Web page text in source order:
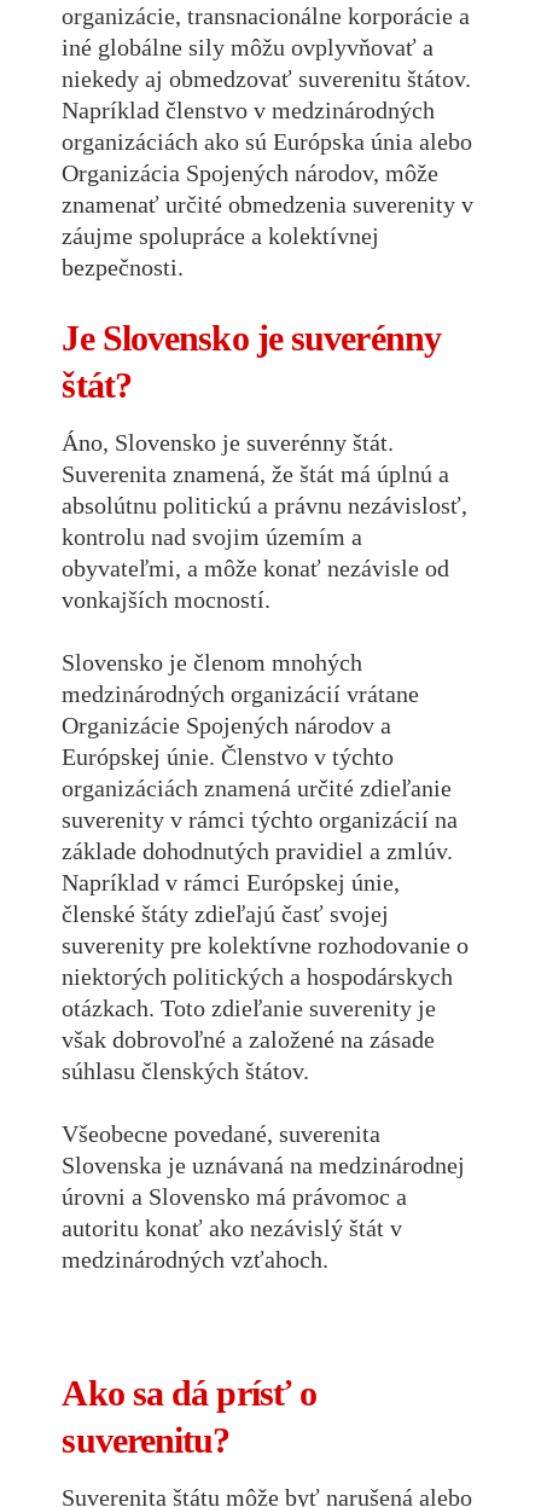
organizácie, transnacionálne korporácie a
iné globálne sily môžu ovplyvňovať a
niekedy aj obmedzovať suverenitu štátov.
Napríklad členstvo v medzinárodných
organizáciách ako sú Európska únia alebo
Organizácia Spojených národov, môže
znamenať určité obmedzenia suverenity v
záujme spolupráce a kolektívnej
bezpečnosti.
Je Slovensko je suverénny
štát?
Áno, Slovensko je suverénny štát.
Suverenita znamená, že štát má úplnú a
absolútnu politickú a právnu nezávislosť,
kontrolu nad svojim územím a
obyvateľmi, a môže konať nezávisle od
vonkajších mocností.
Slovensko je členom mnohých
medzinárodných organizácií vrátane
Organizácie Spojených národov a
Európskej únie. Členstvo v týchto
organizáciách znamená určité zdieľanie
suverenity v rámci týchto organizácií na
základe dohodnutých pravidiel a zmlúv.
Napríklad v rámci Európskej únie,
členské štáty zdieľajú časť svojej
suverenity pre kolektívne rozhodovanie o
niektorých politických a hospodárskych
otázkach. Toto zdieľanie suverenity je
však dobrovoľné a založené na zásade
súhlasu členských štátov.
Všeobecne povedané, suverenita
Slovenska je uznávaná na medzinárodnej
úrovni a Slovensko má právomoc a
autoritu konať ako nezávislý štát v
medzinárodných vzťahoch.
Ako sa dá prísť o
suverenitu?
Suverenita štátu môže byť narušená alebo